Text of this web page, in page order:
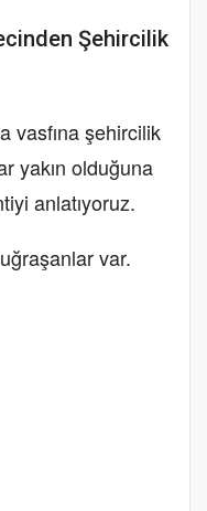
Şehircilik
vasfına şehircilik
yakın olduğuna
anlatıyoruz.
var.